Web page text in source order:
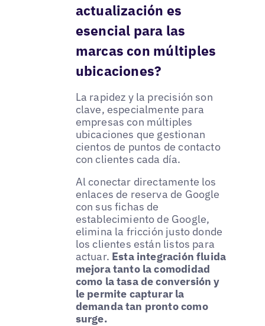
actualización es
esencial para las
marcas con múltiples
ubicaciones?
La rapidez y la precisión son
clave, especialmente para
empresas con múltiples
ubicaciones que gestionan
cientos de puntos de contacto
con clientes cada día.
Al conectar directamente los
enlaces de reserva de Google
con sus fichas de
establecimiento de Google,
elimina la fricción justo donde
los clientes están listos para
actuar. Esta integración fluida
mejora tanto la comodidad
como la tasa de conversión y
le permite capturar la
demanda tan pronto como
surge.